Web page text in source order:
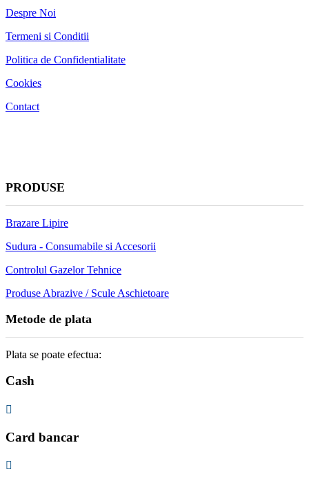
Despre Noi
Termeni si Conditii
Politica de Confidentialitate
Cookies
Contact
PRODUSE
Brazare Lipire
Sudura - Consumabile si Accesorii
Controlul Gazelor Tehnice
Produse Abrazive / Scule Aschietoare
Metode de plata
Plata se poate efectua:
Cash
Card bancar